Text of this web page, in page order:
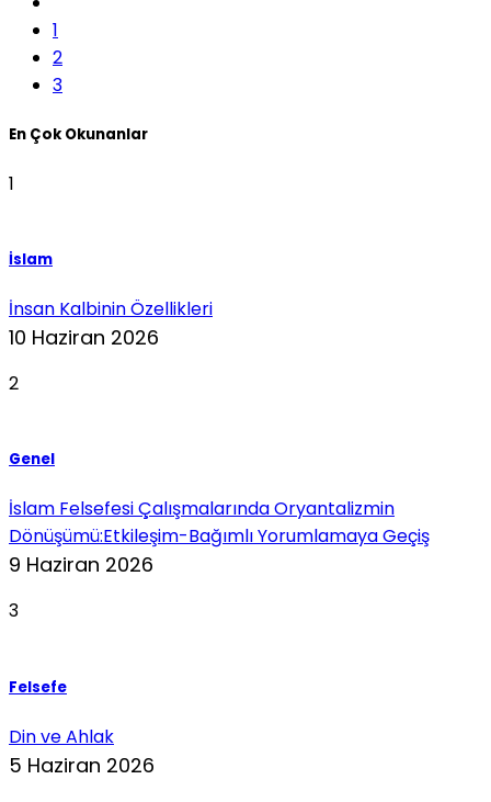
1
2
3
En Çok Okunanlar
1
İslam
İnsan Kalbinin Özellikleri
10 Haziran 2026
2
Genel
İslam Felsefesi Çalışmalarında Oryantalizmin
Dönüşümü:Etkileşim-Bağımlı Yorumlamaya Geçiş
9 Haziran 2026
3
Felsefe
Din ve Ahlak
5 Haziran 2026